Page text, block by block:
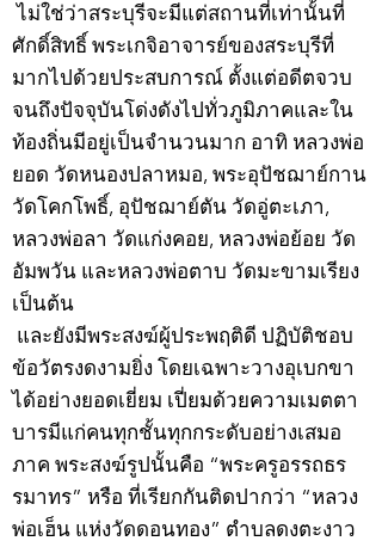
ไม่ใช่ว่าสระบุรีจะมีแต่สถานที่เท่านั้นที่
ศักดิ์สิทธิ์ พระเกจิอาจารย์ของสระบุรีที่
มากไปด้วยประสบการณ์ ตั้งแต่อดีตจวบ
จนถึงปัจจุบันโด่งดังไปทั่วภูมิภาคและใน
ท้องถิ่นมีอยู่เป็นจำนวนมาก อาทิ หลวงพ่อ
ยอด วัดหนองปลาหมอ, พระอุปัชฌาย์กาน
วัดโคกโพธิ์, อุปัชฌาย์ตัน วัดอู่ตะเภา,
หลวงพ่อลา วัดแก่งคอย, หลวงพ่อย้อย วัด
อัมพวัน และหลวงพ่อตาบ วัดมะขามเรียง
เป็นต้น
และยังมีพระสงฆ์ผู้ประพฤติดี ปฏิบัติชอบ
ข้อวัตรงดงามยิ่ง โดยเฉพาะวางอุเบกขา
ได้อย่างยอดเยี่ยม เปี่ยมด้วยความเมตตา
บารมีแก่คนทุกชั้นทุกกระดับอย่างเสมอ
ภาค พระสงฆ์รูปนั้นคือ “พระครูอรรถธร
รมาทร” หรือ ที่เรียกกันติดปากว่า “หลวง
พ่อเฮ็น แห่งวัดดอนทอง” ตำบลดงตะงาว